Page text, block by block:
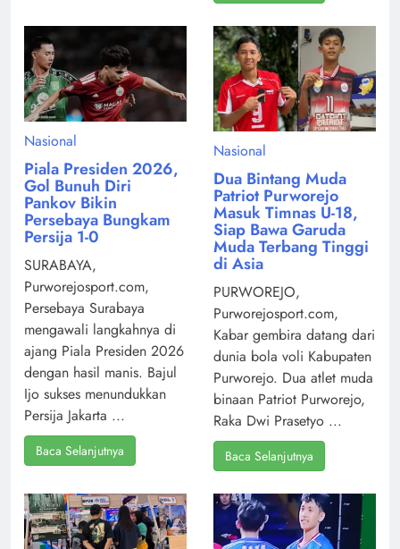
Nasional
Piala Presiden 2026,
Gol Bunuh Diri
Pankov Bikin
Persebaya Bungkam
Persija 1-0
SURABAYA,
Purworejosport.com,
Persebaya Surabaya
mengawali langkahnya di
ajang Piala Presiden 2026
dengan hasil manis. Bajul
Ijo sukses menundukkan
Persija Jakarta ...
Baca Selanjutnya
Nasional
Dua Bintang Muda
Patriot Purworejo
Masuk Timnas U-18,
Siap Bawa Garuda
Muda Terbang Tinggi
di Asia
PURWOREJO,
Purworejosport.com,
Kabar gembira datang dari
dunia bola voli Kabupaten
Purworejo. Dua atlet muda
binaan Patriot Purworejo,
Raka Dwi Prasetyo ...
Baca Selanjutnya